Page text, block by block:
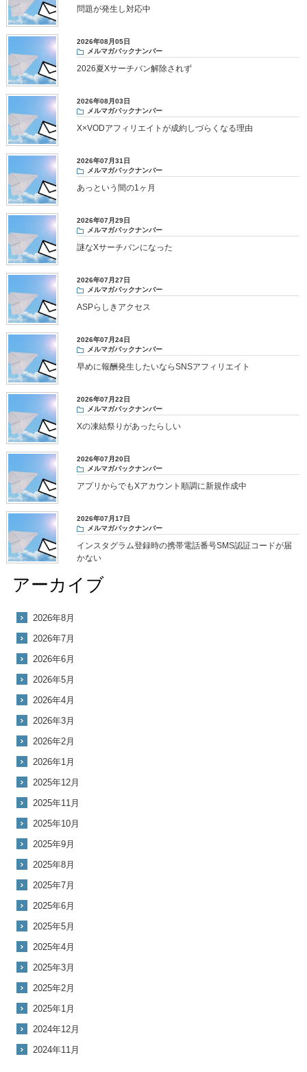
問題が発生し対応中
2026年08月05日
メルマガバックナンバー
2026夏Xサーチバン解除されず
2026年08月03日
メルマガバックナンバー
X×VODアフィリエイトが成約しづらくなる理由
2026年07月31日
メルマガバックナンバー
あっという間の1ヶ月
2026年07月29日
メルマガバックナンバー
謎なXサーチバンになった
2026年07月27日
メルマガバックナンバー
ASPらしきアクセス
2026年07月24日
メルマガバックナンバー
早めに報酬発生したいならSNSアフィリエイト
2026年07月22日
メルマガバックナンバー
Xの凍結祭りがあったらしい
2026年07月20日
メルマガバックナンバー
アプリからでもXアカウント順調に新規作成中
2026年07月17日
メルマガバックナンバー
インスタグラム登録時の携帯電話番号SMS認証コードが届
かない
アーカイブ
2026年8月
2026年7月
2026年6月
2026年5月
2026年4月
2026年3月
2026年2月
2026年1月
2025年12月
2025年11月
2025年10月
2025年9月
2025年8月
2025年7月
2025年6月
2025年5月
2025年4月
2025年3月
2025年2月
2025年1月
2024年12月
2024年11月